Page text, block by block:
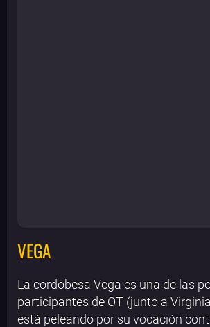
VEGA
La cordobesa Vega es una de las
participantes de OT (junto a
está peleando por su vocación